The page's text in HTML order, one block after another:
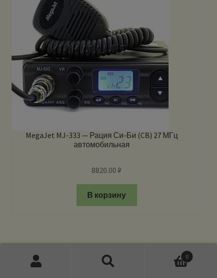
MegaJet MJ-333 — Рация Си-Би (CB) 27 МГц
автомобильная
8820.00₽
В корзину
0